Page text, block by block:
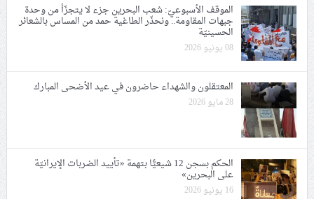
الموقف الأسبوعيّ: شعب البحرين جزء لا يتجزّأ من وحدة
جبهات المقاومة.. ونحذّر الطاغية حمد من المساس بالشعائر
الحسينيّة
08 يونيو 2026
المعتقلون والشهداء حاضرون في عيد الأضحى المبارك
28 مايو 2026
الحكم بسجن 12 شيعيًّا بتهمة «تأييد الضربات الإيرانيّة
على البحرين»
16 يونيو 2026